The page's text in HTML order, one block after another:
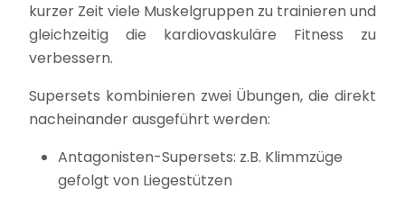
kurzer Zeit viele Muskelgruppen zu trainieren und
gleichzeitig die kardiovaskuläre Fitness zu
verbessern.
Supersets kombinieren zwei Übungen, die direkt
nacheinander ausgeführt werden:
Antagonisten-Supersets: z.B. Klimmzüge
gefolgt von Liegestützen